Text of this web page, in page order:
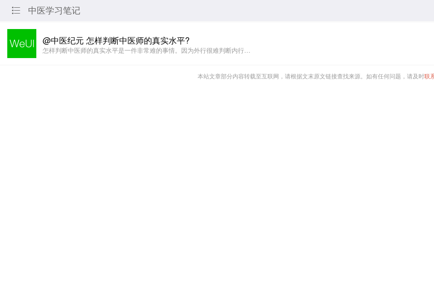
 中医学习笔记
@中医纪元 怎样判断中医师的真实水平?
怎样判断中医师的真实水平是一件非常难的事情。因为外行很难判断内行…
本站文章部分内容转载至互联网，请根据文末原文链接查找来源。如有任何问题，请及时联